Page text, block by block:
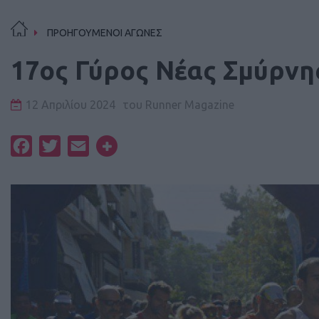
ΠΡΟΗΓΟΥΜΕΝΟΙ ΑΓΩΝΕΣ
17oς Γύρος Νέας
12 Απριλίου 2024 του Runner Magazine
FacebookTwitterEmail